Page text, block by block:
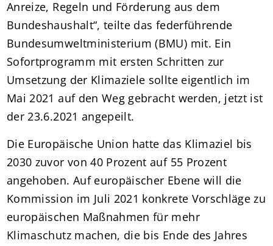
Anreize, Regeln und Förderung aus dem
Bundeshaushalt“, teilte das federführende
Bundesumweltministerium (BMU) mit. Ein
Sofortprogramm mit ersten Schritten zur
Umsetzung der Klimaziele sollte eigentlich im
Mai 2021 auf den Weg gebracht werden, jetzt ist
der 23.6.2021 angepeilt.
Die Europäische Union hatte das Klimaziel bis
2030 zuvor von 40 Prozent auf 55 Prozent
angehoben. Auf europäischer Ebene will die
Kommission im Juli 2021 konkrete Vorschläge zu
europäischen Maßnahmen für mehr
Klimaschutz machen, die bis Ende des Jahres